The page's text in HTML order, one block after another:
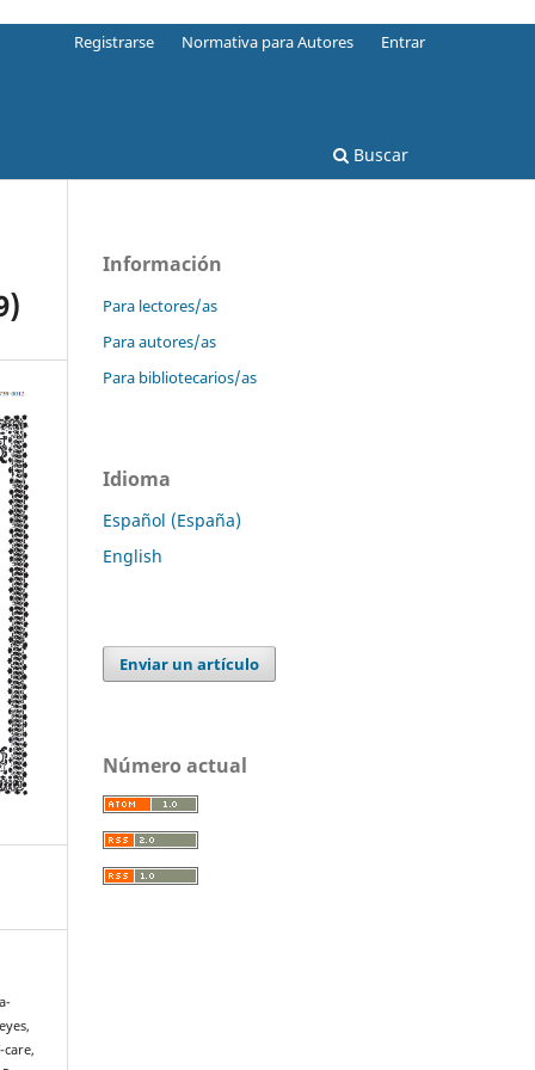
Buscar
Registrarse Normativa para Autores Entrar
care,
Información
Para lectores/as
Para autores/as
Para bibliotecarios/as
Idioma
Español (España)
English
Enviar un artículo
Número actual